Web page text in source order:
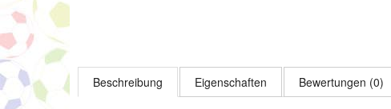
Beschreibung Eigenschaften Bewertungen (0)